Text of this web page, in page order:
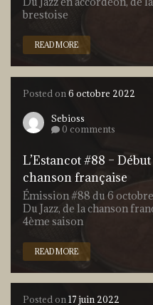
brestoise
READ MORE
Posted on6 octobre 2022
Sebioss
0 comments
L’Estancot #88 –
chanson française
Émission #88 du 6
Du Jazz, de la chanson
4ème saison
READ MORE
Posted on17 juin 2022